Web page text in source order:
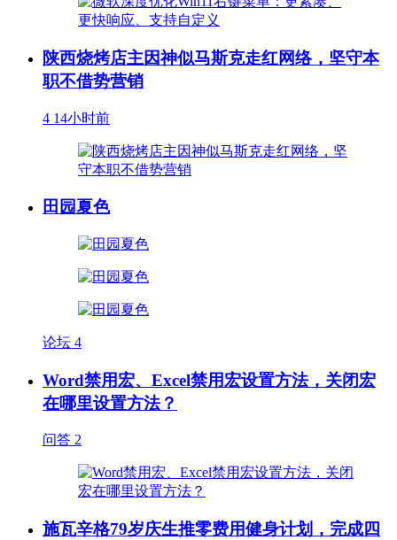
陕西烧烤店主因神似马斯克走红网络，坚守本
职不借势营销
4 14小时前
田园夏色
论坛 4
Word禁用宏、Excel禁用宏设置方法，关闭宏
在哪里设置方法？
问答 2
施瓦辛格79岁庆生推零费用健身计划，完成四